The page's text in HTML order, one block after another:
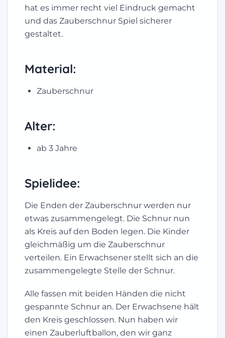
hat es immer recht viel Eindruck gemacht
und das Zauberschnur Spiel sicherer
gestaltet.
Material:
Zauberschnur
Alter:
ab 3 Jahre
Spielidee:
Die Enden der Zauberschnur werden nur
etwas zusammengelegt. Die Schnur nun
als Kreis auf den Boden legen. Die Kinder
gleichmäßig um die Zauberschnur
verteilen. Ein Erwachsener stellt sich an die
zusammengelegte Stelle der Schnur.
Alle fassen mit beiden Händen die nicht
gespannte Schnur an. Der Erwachsene hält
den Kreis geschlossen. Nun haben wir
einen Zauberluftballon, den wir ganz